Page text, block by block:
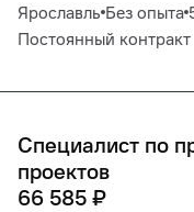
Ярославль Без опыта
Постоянный контракт
Специалист по
проектов
66 585 ₽